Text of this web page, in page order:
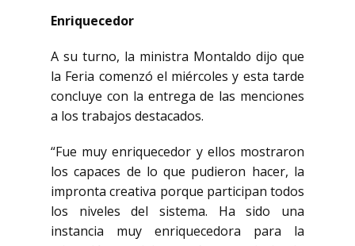
Enriquecedor
A su turno, la ministra Montaldo dijo que
la Feria comenzó el miércoles y esta tarde
concluye con la entrega de las menciones
a los trabajos destacados.
“Fue muy enriquecedor y ellos mostraron
los capaces de lo que pudieron hacer, la
impronta creativa porque participan todos
los niveles del sistema. Ha sido una
instancia muy enriquecedora para la